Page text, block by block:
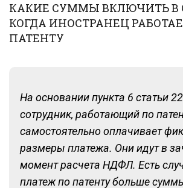
КАКИЕ СУММЫ ВКЛЮЧИТЬ В
КОГДА ИНОСТРАНЕЦ
ПАТЕНТУ
На основании пункта 6 статьи
сотрудник, работающий по
самостоятельно оплачивает
размеры платежа. Они идут в
момент расчета НДФЛ. Есть
платеж по патенту больше